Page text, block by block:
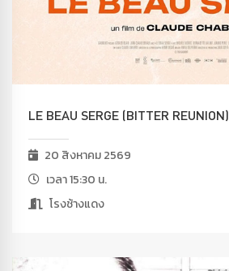
LE BEAU SERGE (BITTER REUNION)
20 สิงหาคม 2569
เวลา 15:30 น.
โรงช้างแดง